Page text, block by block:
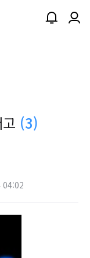
(3)
04:02